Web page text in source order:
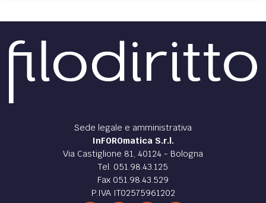
Sede legale e amministrativa
InFOROmatica S.r.l.
Via Castiglione 81, 40124 - Bologna
Tel. 051.98.43.125
Fax 051.98.43.529
P.IVA IT02575961202